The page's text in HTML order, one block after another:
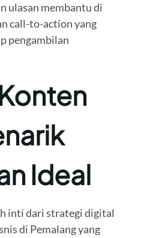
ulasan membantu di
call-to-action yang
pengambilan
Ideal
inti dari strategi digital
di Pemalang yang